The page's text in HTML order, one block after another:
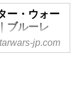
ー・ウォー
ブルーレ
ル配信 | ス
式
jp.com